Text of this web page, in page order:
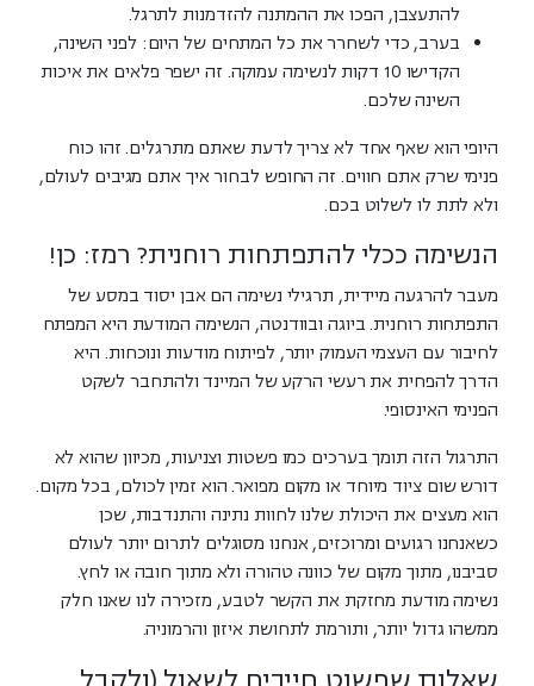
להתעצבן, הפכו את ההמתנה להזדמנות לתרגל.
בערב, כדי לשחרר את כל המתחים של היום: לפני השינה,
הקדישו 10 דקות לנשימה עמוקה. זה ישפר פלאים את איכות
השינה שלכם.
היופי הוא שאף אחד לא צריך לדעת שאתם מתרגלים. זהו כוח
פנימישרק אתם חווים. זה החופש לבחור איך אתם מגיבים לעולם,
ולא לתת לו לשלוט בכם.
הנשימה ככלי להתפתחות רוחנית? רמז: כן!
מעבר להרגעה מיידית, תרגילי נשימה הם אבן יסוד במסע של
התפתחות רוחנית. ביוגה ובוודנטה, הנשימה המודעת היא המפתח
לחיבור עם העצמי העמוק יותר, לפיתוח מודעות ונוכחות. היא
הדרך להפחית את רעשי הרקע של המיינד ולהתחבר לשקט
הפנימי האינסופי.
התרגול הזה תומך בערכים כמו פשטות וצניעות, מכיוון שהוא לא
דורש שום ציוד מיוחד או מקום מפואר. הוא זמין לכולם, בכל מקום.
הוא מעצים את היכולת שלנו לחוות נתינה והתנדבות, שכן
כשאנחנו רגועים ומרוכזים, אנחנו מסוגלים לתרום יותר לעולם
סביבנו, מתוך מקום של כוונה טהורה ולא מתוך חובה או לחץ.
נשימה מודעת מחזקת את הקשר לטבע, מזכירה לנו שאנו חלק
ממשהו גדול יותר, ותורמת לתחושת איזון והרמוניה.